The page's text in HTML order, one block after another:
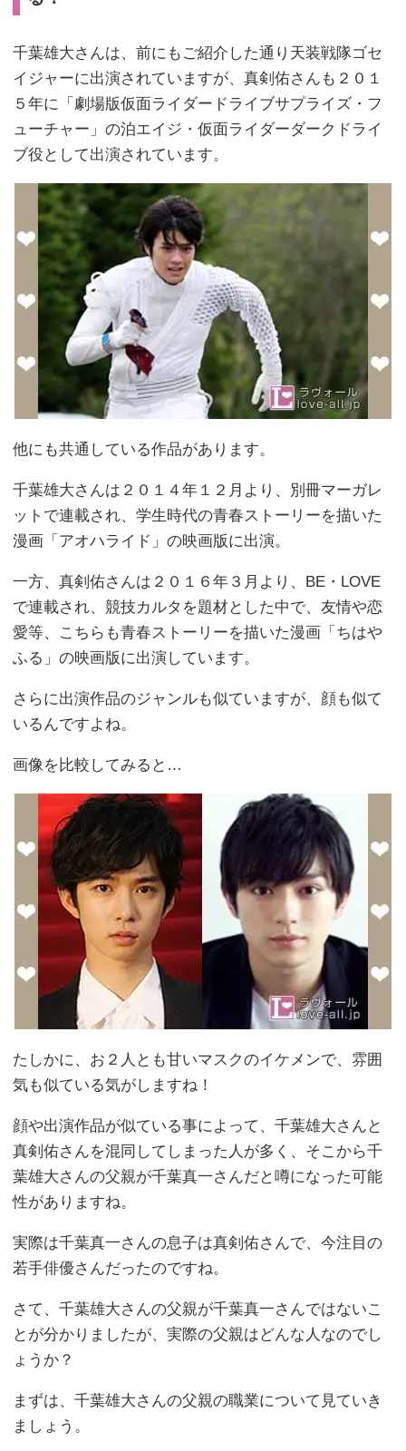
千葉雄大さんは、前にもご紹介した通り天装戦隊ゴセ
イジャーに出演されていますが、真剣佑さんも２０１
５年に「劇場版仮面ライダードライブサプライズ・フ
ューチャー」の泊エイジ・仮面ライダーダークドライ
ブ役として出演されています。
他にも共通している作品があります。
千葉雄大さんは２０１４年１２月より、別冊マーガレ
ットで連載され、学生時代の青春ストーリーを描いた
漫画「アオハライド」の映画版に出演。
一方、真剣佑さんは２０１６年３月より、BE・LOVE
で連載され、競技カルタを題材とした中で、友情や恋
愛等、こちらも青春ストーリーを描いた漫画「ちはや
ふる」の映画版に出演しています。
さらに出演作品のジャンルも似ていますが、顔も似て
いるんですよね。
画像を比較してみると…
たしかに、お２人とも甘いマスクのイケメンで、雰囲
気も似ている気がしますね！
顔や出演作品が似ている事によって、千葉雄大さんと
真剣佑さんを混同してしまった人が多く、そこから千
葉雄大さんの父親が千葉真一さんだと噂になった可能
性がありますね。
実際は千葉真一さんの息子は真剣佑さんで、今注目の
若手俳優さんだったのですね。
さて、千葉雄大さんの父親が千葉真一さんではないこ
とが分かりましたが、実際の父親はどんな人なのでし
ょうか？
まずは、千葉雄大さんの父親の職業について見ていき
ましょう。